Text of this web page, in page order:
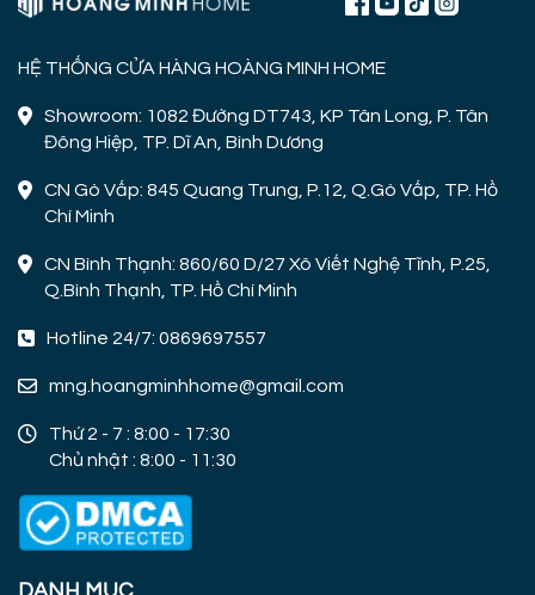
HỆ THỐNG CỬA HÀNG HOÀNG MINH HOME
Showroom: 1082 Đường DT743, KP Tân Long, P. Tân
Đông Hiệp, TP. Dĩ An, Bình Dương
CN Gò Vấp: 845 Quang Trung, P.12, Q.Gò Vấp, TP. Hồ
Chí Minh
CN Bình Thạnh: 860/60 D/27 Xô Viết Nghệ Tĩnh, P.25,
Q.Bình Thạnh, TP. Hồ Chí Minh
Hotline 24/7: 0869697557
mng.hoangminhhome@gmail.com
Thứ 2 - 7 : 8:00 - 17:30
Chủ nhật : 8:00 - 11:30
DANH MỤC